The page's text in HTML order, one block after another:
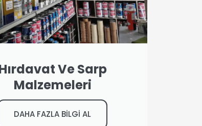
Ve Sarp
Malzemeleri
DAHA FAZLA BİLGİ AL